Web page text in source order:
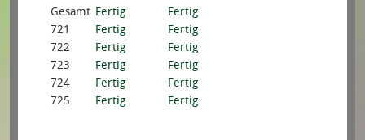
Gesamt Fertig
Fertig
721
Fertig
Fertig
722
Fertig
Fertig
723
Fertig
Fertig
724
Fertig
Fertig
725
Fertig Fertig